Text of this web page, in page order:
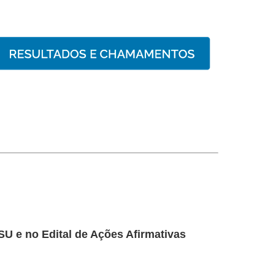
e no Edital de Ações Afirmativas